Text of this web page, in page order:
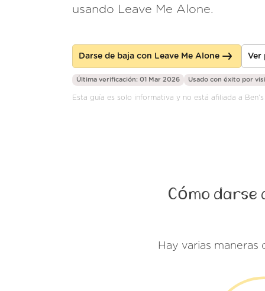
usando Leave Me Alone.
Darse de baja con Leave Me Alone Ver
Última verificación: 01 Mar 2026 Usado con éxito por
Esta guía es solo informativa y no está afiliada a
Cómo darse
Hay varias maneras